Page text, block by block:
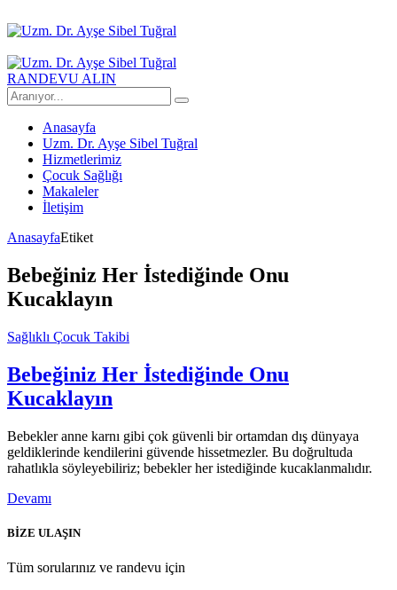
RANDEVU ALIN
Anasayfa
Uzm. Dr. Ayşe Sibel Tuğral
Hizmetlerimiz
Çocuk Sağlığı
Makaleler
İletişim
AnasayfaEtiket
Bebeğiniz Her İstediğinde Onu
Kucaklayın
Sağlıklı Çocuk Takibi
Bebeğiniz Her İstediğinde Onu
Kucaklayın
Bebekler anne karnı gibi çok güvenli bir ortamdan dış dünyaya
geldiklerinde kendilerini güvende hissetmezler. Bu doğrultuda
rahatlıkla söyleyebiliriz; bebekler her istediğinde kucaklanmalıdır.
Devamı
BİZE ULAŞIN
Tüm sorularınız ve randevu için